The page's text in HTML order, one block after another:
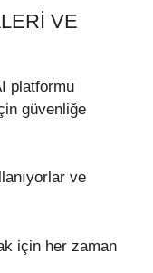
VE
platformu
güvenliğe
ve
için her zaman